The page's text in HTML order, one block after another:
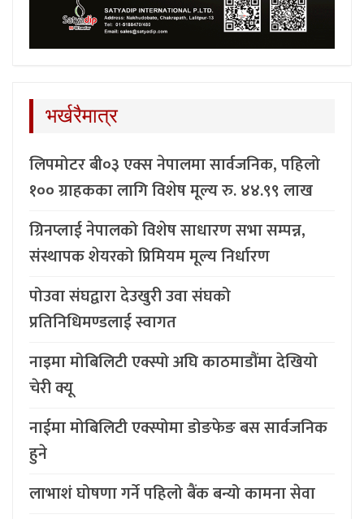
भर्खरैमात्र
लिपमोटर बी०३ एक्स नेपालमा सार्वजनिक, पहिलो
१०० ग्राहकका लागि विशेष मूल्य रु. ४४.९९ लाख
ग्रिनप्लाई नेपालको विशेष साधारण सभा सम्पन्न,
संस्थापक शेयरको प्रिमियम मूल्य निर्धारण
पोउवा संघद्वारा देउखुरी उवा संघको
प्रतिनिधिमण्डलाई स्वागत
नाइमा मोबिलिटी एक्स्पो अघि काठमाडौंमा देखियो
चेरी क्यू
नाईमा मोबिलिटी एक्स्पोमा डोङफेङ बस सार्वजनिक
हुने
लाभाशं घोषणा गर्ने पहिलो बैंक बन्यो कामना सेवा